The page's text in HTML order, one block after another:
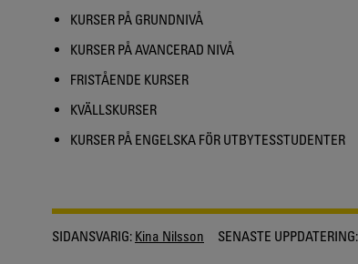
KURSER PÅ GRUNDNIVÅ
KURSER PÅ AVANCERAD NIVÅ
FRISTÅENDE KURSER
KVÄLLSKURSER
KURSER PÅ ENGELSKA FÖR UTBYTESSTUDENTER
SIDANSVARIG: Kina Nilsson SENASTE UPPDATERING: